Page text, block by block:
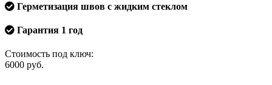
Герметизация швов с жидким стеклом
Гарантия 1 год
Стоимость под ключ:
6000 руб.